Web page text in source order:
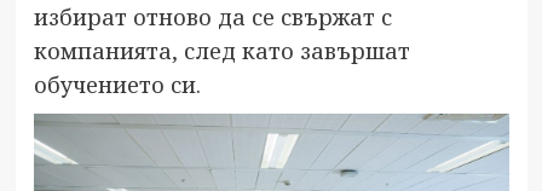
избират отново да се свържат с
компанията, след като завършат
обучението си.